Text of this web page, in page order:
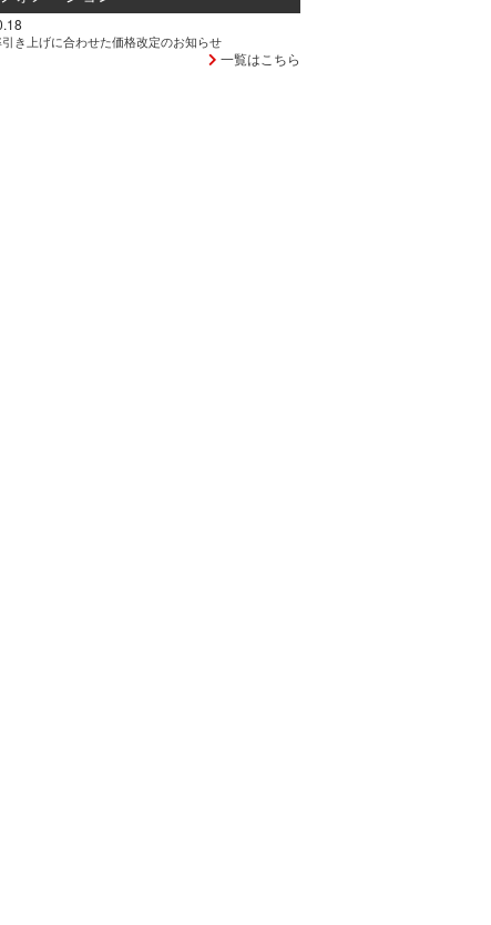
き上げに合わせた価格改定のお知らせ
一覧はこちら